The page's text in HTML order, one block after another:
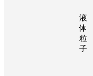
液
体
粒
子